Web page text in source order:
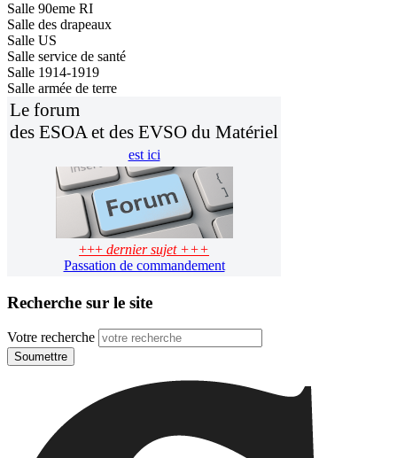
Salle 90eme RI
Salle des drapeaux
Salle US
Salle service de santé
Salle 1914-1919
Salle armée de terre
Le forum
des ESOA et des EVSO du Matériel
est ici
+++ dernier sujet +++
Passation de commandement
Recherche sur le site
Votre recherche
Soumettre